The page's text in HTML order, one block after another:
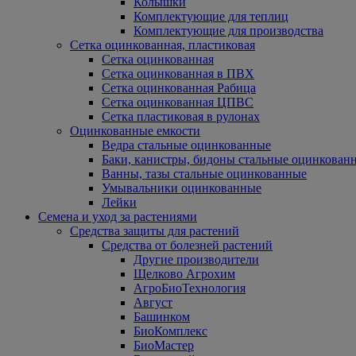
Комплектующие для теплиц
Комплектующие для производства
Сетка оцинкованная, пластиковая
Сетка оцинкованная
Сетка оцинкованная в ПВХ
Сетка оцинкованная Рабица
Сетка оцинкованная ЦПВС
Сетка пластиковая в рулонах
Оцинкованные емкости
Ведра стальные оцинкованные
Баки, канистры, бидоны стальные
Ванны, тазы стальные оцинкованные
Умывальники оцинкованные
Лейки
Семена и уход за растениями
Средства защиты для растений
Средства от болезней растений
Другие производители
Щелково Агрохим
АгроБиоТехнология
Август
Башинком
БиоКомплекс
БиоМастер